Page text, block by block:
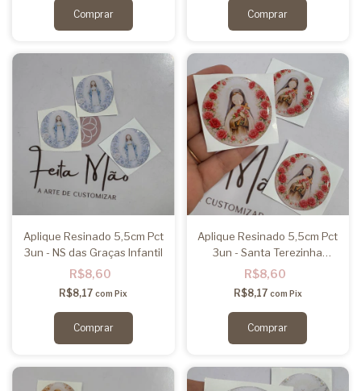
Aplique Resinado 5,5cm Pct
3un - NS das Graças Infantil
R$8,60
R$8,17com Pix
Aplique Resinado 5,5cm Pct
3un - Santa Terezinha
Infantil
R$8,60
R$8,17 com Pix